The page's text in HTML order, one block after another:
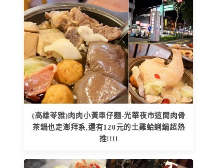
(高雄苓雅)肉肉小黃車仔麵-光華夜市這間肉骨
茶鍋也走澎拜系,還有120元的土雞蛤蜊鍋超熱
推!!!!